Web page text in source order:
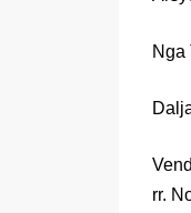
Nga
rr.